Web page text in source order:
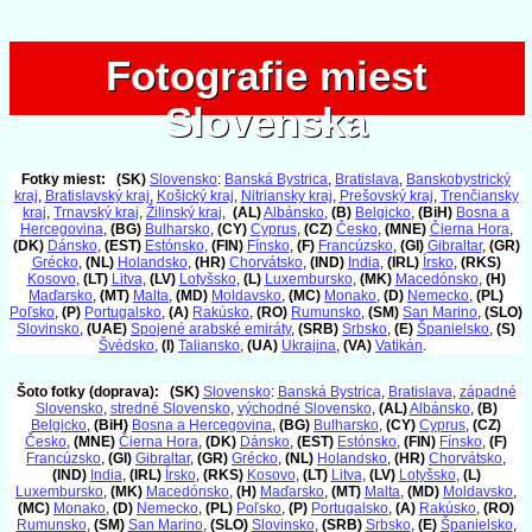
Fotografie miest
Slovenska
Fotografie miest
Slovenska
Fotky miest: (SK) Slovensko: Banská Bystrica, Bratislava, Banskobystrický
kraj, Bratislavský kraj, Košický kraj, Nitriansky kraj, Prešovský kraj, Trenčiansky
kraj, Trnavský kraj, Žilinský kraj, (AL)Albánsko, (B) Belgicko, (BiH) Bosna a
Hercegovina, (BG) Bulharsko, (CY) Cyprus, (CZ) Česko, (MNE) Čierna Hora,
(DK) Dánsko, (EST) Estónsko, (FIN) Fínsko, (F) Francúzsko, (GI) Gibraltar, (GR)
Grécko, (NL) Holandsko, (HR) Chorvátsko, (IND) India, (IRL) Írsko, (RKS)
Kosovo, (LT) Litva, (LV) Lotyšsko, (L) Luxembursko, (MK) Macedónsko, (H)
Maďarsko, (MT) Malta, (MD) Moldavsko, (MC) Monako, (D) Nemecko, (PL)
Poľsko, (P) Portugalsko, (A) Rakúsko, (RO) Rumunsko, (SM) San Marino, (SLO)
Slovinsko, (UAE) Spojené arabské emiráty, (SRB) Srbsko, (E) Španielsko, (S)
Švédsko, (I) Taliansko, (UA) Ukrajina, (VA) Vatikán.
Šoto fotky (doprava): (SK) Slovensko: Banská Bystrica, Bratislava, západné
Slovensko, stredné Slovensko, východné Slovensko, (AL)Albánsko, (B)
Belgicko, (BiH) Bosna a Hercegovina, (BG) Bulharsko, (CY) Cyprus, (CZ)
Česko, (MNE) Čierna Hora, (DK) Dánsko, (EST) Estónsko, (FIN) Fínsko, (F)
Francúzsko, (GI) Gibraltar, (GR) Grécko, (NL) Holandsko, (HR) Chorvátsko,
(IND) India, (IRL) Írsko, (RKS) Kosovo, (LT) Litva, (LV) Lotyšsko, (L)
Luxembursko, (MK) Macedónsko, (H) Maďarsko, (MT) Malta, (MD) Moldavsko,
(MC) Monako, (D) Nemecko, (PL) Poľsko, (P) Portugalsko, (A) Rakúsko, (RO)
Rumunsko, (SM) San Marino, (SLO) Slovinsko, (SRB) Srbsko, (E) Španielsko,